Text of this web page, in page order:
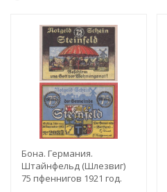
Бона. Германия.
Штайнфельд (Шлезвиг)
75 пфеннигов 1921 год.